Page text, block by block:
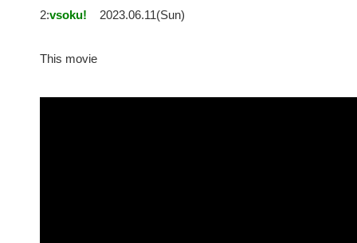
2:vsoku! 2023.06.11(Sun)
This movie